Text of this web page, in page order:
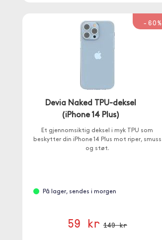
-60%
Devia Naked TPU-deksel
(iPhone 14 Plus)
Et gjennomsiktig deksel i myk TPU som
beskytter din iPhone 14 Plus mot riper, smuss
og støt.
På lager, sendes i morgen
59 kr 149 kr